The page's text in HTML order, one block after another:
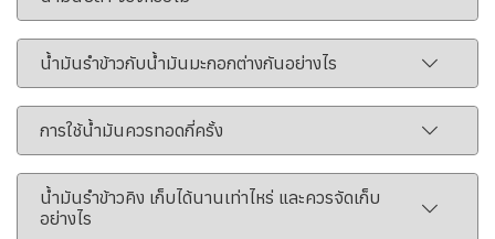
น้ำมันรำข้าวกับน้ำมันมะกอกต่างกันอย่างไร
การใช้น้ำมันควรทอดกี่ครั้ง
น้ำมันรำข้าวคิง เก็บได้นานเท่าไหร่ และควรจัดเก็บ
อย่างไร